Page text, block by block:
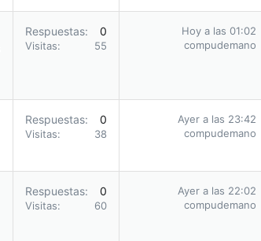
Respuestas 0
Visitas 55
Hoy a las 01:02
compudemano
Respuestas 0
Visitas 38
Ayer a las 23:42
compudemano
Respuestas 0
Visitas 60
Ayer a las 22:02
compudemano